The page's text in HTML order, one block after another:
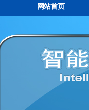
网站首页